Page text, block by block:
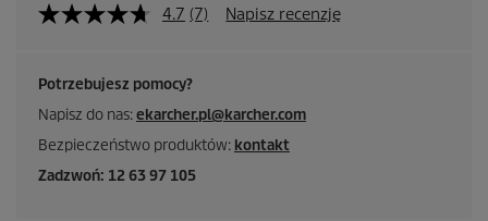
4.7 (7) Napisz recenzję
Potrzebujesz pomocy?
Napisz do nas:ekarcher.pl@karcher.com
Bezpieczeństwo produktów: kontakt
Zadzwoń: 12 63 97 105